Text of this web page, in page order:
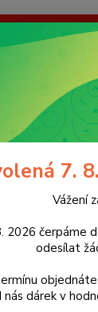
Kč pro
Ochrana
7.
Vážení
2026
odesílat
dárek v